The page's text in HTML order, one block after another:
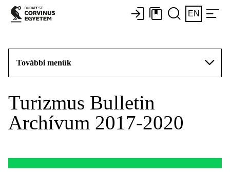
EN
További menük
Turizmus Bulletin
Archívum 2017-2020